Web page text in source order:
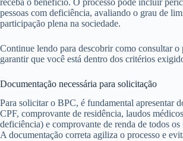
pessoas com deficiência, avaliando o grau de
participação plena na sociedade.
Continue lendo para descobrir como consultar o
garantir que você está dentro dos critérios
Documentação necessária para solicitação
Para solicitar o BPC, é fundamental apresentar
CPF, comprovante de residência, laudos
deficiência) e comprovante de renda de todos
A documentação correta agiliza o processo e